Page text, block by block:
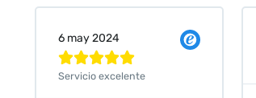
Valeria Comellas
